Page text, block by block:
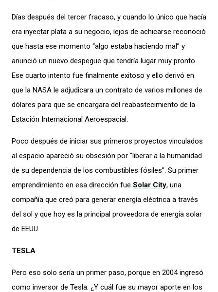
Días después del tercer fracaso, y cuando lo único que hacía
era inyectar plata a su negocio, lejos de achicarse reconoció
que hasta ese momento “algo estaba haciendo mal” y
anunció un nuevo despegue que tendría lugar muy pronto.
Ese cuarto intento fue finalmente exitoso y ello derivó en
que la NASA le adjudicara un contrato de varios millones de
dólares para que se encargara del reabastecimiento de la
Estación Internacional Aeroespacial.
Poco después de iniciar sus primeros proyectos vinculados
al espacio apareció su obsesión por “liberar a la humanidad
de su dependencia de los combustibles fósiles”. Su primer
emprendimiento en esa dirección fue Solar City, una
compañía que creó para generar energía eléctrica a través
del sol y que hoy es la principal proveedora de energía solar
de EEUU.
TESLA
Pero eso solo sería un primer paso, porque en 2004 ingresó
como inversor de Tesla. ¿Y cuál fue su mayor aporte en los